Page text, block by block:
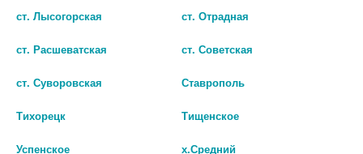
Популярные в разделе
ст. Лысогорская ст. Отрадная
ст. Расшеватская ст. Советская
ст. Суворовская Ставрополь
Тихорецк Тищенское
Успенское х.Средний